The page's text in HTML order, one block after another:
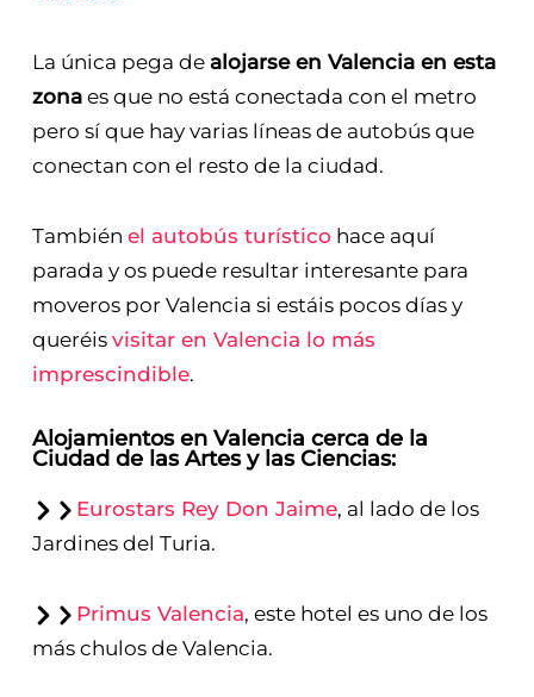
La única pega de alojarse en Valencia en esta
zonaes que no está conectada con el metro
pero sí que hay varias líneas de autobús que
conectan con el resto de la ciudad.
También el autobús turístico hace aquí
parada y os puede resultar interesante para
moveros por Valencia si estáis pocos días y
queréis visitar en Valencia lo más
imprescindible.
Alojamientos en Valencia cerca de la
Ciudad de las Artes y las Ciencias:
Eurostars Rey Don Jaime, al lado de los
Jardines del Turia.
Primus Valencia, este hotel es uno de los
más chulos de Valencia.